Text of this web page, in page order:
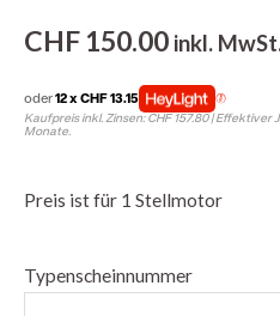
CHF 150.00 inkl.
oder12 x CHF 13.15
Kaufpreis inkl. Zinsen: CHF 157.80 | Effektiver
Monate.
Preis ist für 1 Stellmotor
Typenscheinnummer